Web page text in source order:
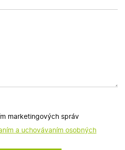
marketingových správ
a uchovávaním osobných